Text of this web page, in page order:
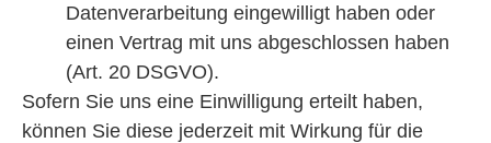
Datenverarbeitung eingewilligt haben oder
einen Vertrag mit uns abgeschlossen haben
(Art. 20 DSGVO).
Sofern Sie uns eine Einwilligung erteilt haben,
können Sie diese jederzeit mit Wirkung für die